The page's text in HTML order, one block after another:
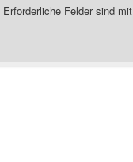
Erforderliche Felder sind mit